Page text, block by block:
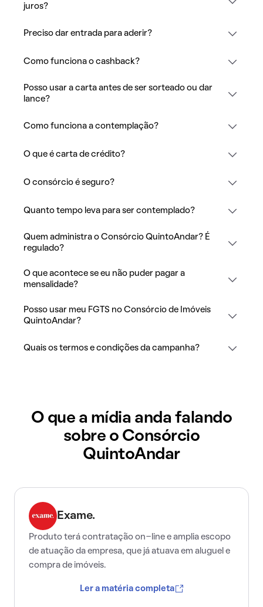
juros?
Preciso dar entrada para aderir?
Como funciona o cashback?
Posso usar a carta antes de ser sorteado ou dar
lance?
Como funciona a contemplação?
O que é carta de crédito?
O consórcio é seguro?
Quanto tempo leva para ser contemplado?
Quem administra o Consórcio QuintoAndar? É
regulado?
O que acontece se eu não puder pagar a
mensalidade?
Posso usar meu FGTS no Consórcio de Imóveis
QuintoAndar?
Quais os termos e condições da campanha?
O que a mídia anda falando
sobre o Consórcio
QuintoAndar
Exame.
Produto terá contratação on-line e amplia escopo
de atuação da empresa, que já atuava em aluguel e
compra de imóveis.
Ler a matéria completa